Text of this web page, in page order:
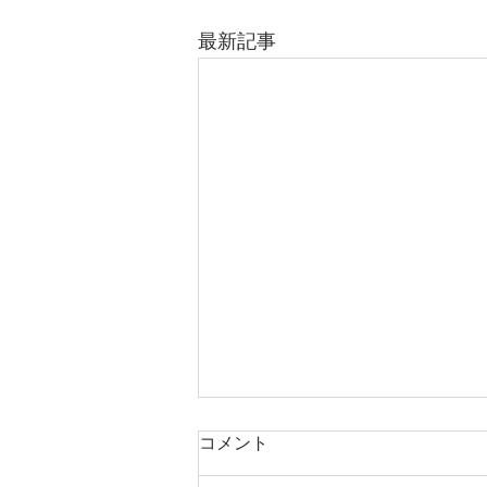
最新記事
2026/7/2(木)10:45ゲームクラ
コメント